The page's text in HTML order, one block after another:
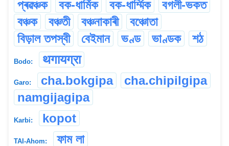
প্ৰৱঞ্চক
বক-ধাৰ্মিক বক-ধাৰ্ম্মিক
বগলী-ভকত
বঞ্চক
বঞ্চতী বঞ্চনাকাৰী
বঞ্চোতা
বিড়াল তপস্বী
বেইমান ভণ্ড ভাণ্ডক শঠ
Bodo: थगायग्रा
Garo: cha.bokgipa
cha.chipilgipa
namgijagipa
Karbi: kopot
TAI-Ahom: ফাম লা